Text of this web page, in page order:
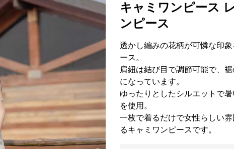
キャミワンピース
ンピース
透かし編みの花柄が可憐な印
ース。
肩紐は結び目で調節可能で、
になっています。
ゆったりとしたシルエットで
を使用。
一枚で着るだけで女性らしい
るキャミワンピースです。